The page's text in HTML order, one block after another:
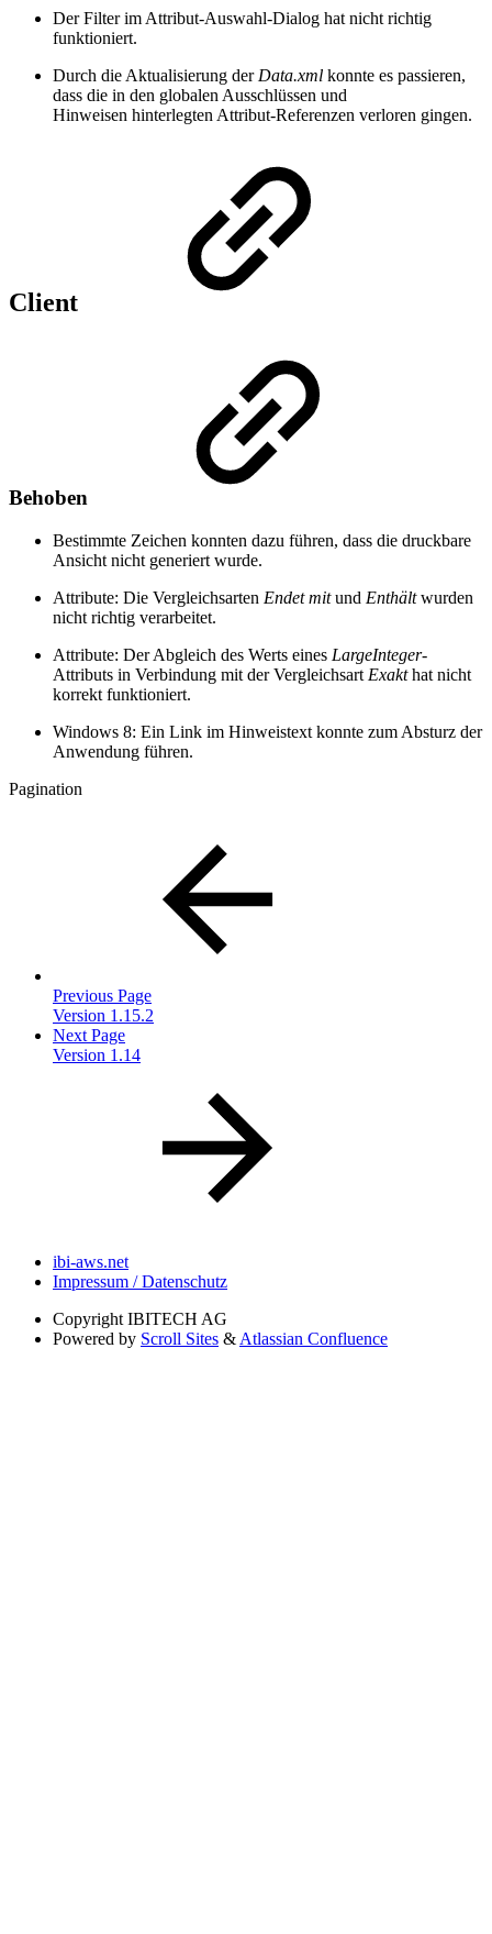
Der Filter im Attribut-Auswahl-Dialog hat nicht richtig
funktioniert.
Durch die Aktualisierung der Data.xml konnte es passieren,
dass die in den globalen Ausschlüssen und
Hinweisen hinterlegten Attribut-Referenzen verloren gingen.
Client
Behoben
Bestimmte Zeichen konnten dazu führen, dass die druckbare
Ansicht nicht generiert wurde.
Attribute: Die Vergleichsarten Endet mitund Enthältwurden
nicht richtig verarbeitet.
Attribute: Der Abgleich des Werts eines LargeInteger-
Attributs in Verbindung mit der Vergleichsart Exakthat nicht
korrekt funktioniert.
Windows 8: Ein Link im Hinweistext konnte zum Absturz der
Anwendung führen.
Pagination
Previous Page
Version 1.15.2
Next Page
Version 1.14
ibi-aws.net
Impressum / Datenschutz
Copyright IBITECH AG
Powered by Scroll Sites & Atlassian Confluence